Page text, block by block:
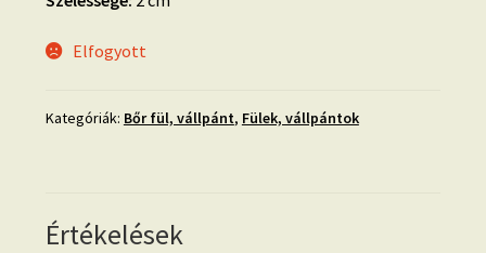
Elfogyott
Kategóriák: Bőr fül, vállpánt, Fülek, vállpántok
Értékelések